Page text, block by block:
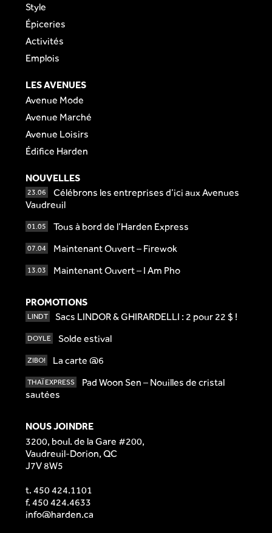
Style
Épiceries
Activités
Emplois
LES AVENUES
Avenue Mode
Avenue Marché
Avenue Loisirs
Édifice Harden
NOUVELLES
23.06
Célébrons les entreprises d’ici aux Avenues
Vaudreuil
01.05 Tous à bord de l’Harden Express
07.04 Maintenant Ouvert – Firewok
13.03 Maintenant Ouvert – I Am Pho
PROMOTIONS
LINDT Sacs LINDOR & GHIRARDELLI : 2 pour 22 $ !
DOYLE Solde estival
ZIBO! La carte @6
THAÏ EXPRESS
Pad Woon Sen – Nouilles de cristal
sautées
NOUS JOINDRE
3200, boul. de la Gare #200,
Vaudreuil-Dorion, QC
J7V 8W5
t. 450 424.1101
f. 450 424.4633
info@harden.ca